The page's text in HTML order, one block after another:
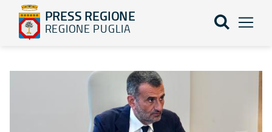
PRESS REGIONE
REGIONE PUGLIA